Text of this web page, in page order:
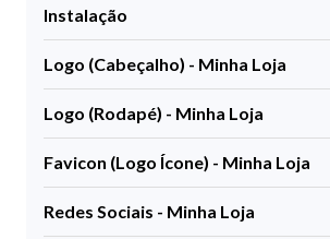
Instalação
Logo (Cabeçalho) - Minha Loja
Logo (Rodapé) - Minha Loja
Favicon (Logo Ícone) - Minha Loja
Redes Sociais - Minha Loja